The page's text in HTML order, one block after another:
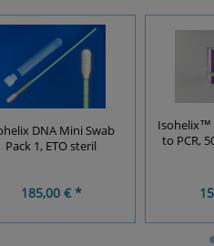
DNA Mini Swab
Pack 1, ETO steril
185,00 € *
Isohelix™
to PCR,